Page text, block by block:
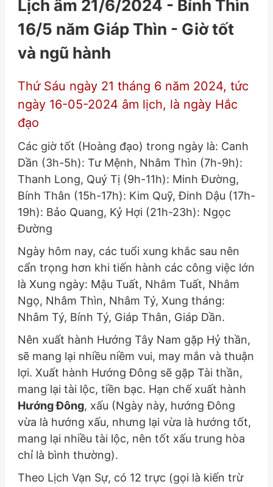
Lịch âm 21/6/2024 - Bính Thìn
16/5 năm Giáp Thìn - Giờ tốt
và ngũ hành
Thứ Sáu ngày 21 tháng 6 năm 2024, tức
ngày 16-05-2024 âm lịch, là ngày Hắc
đạo
Các giờ tốt (Hoàng đạo) trong ngày là: Canh
Dần (3h-5h): Tư Mệnh, Nhâm Thìn (7h-9h):
Thanh Long, Quý Tị (9h-11h): Minh Đường,
Bính Thân (15h-17h): Kim Quỹ, Đinh Dậu (17h-
19h): Bảo Quang, Kỷ Hợi (21h-23h): Ngọc
Đường
Ngày hôm nay, các tuổi xung khắc sau nên
cẩn trọng hơn khi tiến hành các công việc lớn
là Xung ngày: Mậu Tuất, Nhâm Tuất, Nhâm
Ngọ, Nhâm Thìn, Nhâm Tý, Xung tháng:
Nhâm Tý, Bính Tý, Giáp Thân, Giáp Dần.
Nên xuất hành Hướng Tây Nam gặp Hỷ thần,
sẽ mang lại nhiều niềm vui, may mắn và thuận
lợi. Xuất hành Hướng Đông sẽ gặp Tài thần,
mang lại tài lộc, tiền bạc. Hạn chế xuất hành
Hướng Đông, xấu (Ngày này, hướng Đông
vừa là hướng xấu, nhưng lại vừa là hướng tốt,
mang lại nhiều tài lộc, nên tốt xấu trung hòa
chỉ là bình thường).
Theo Lịch Vạn Sự, có 12 trực (gọi là kiến trừ